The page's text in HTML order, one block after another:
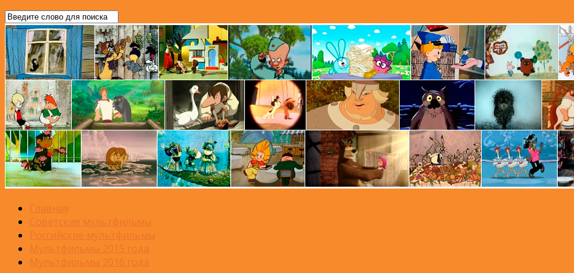
Главная
Советские мультфильмы
Российские мультфильмы
Мультфильмы 2015 года
Мультфильмы 2016 года